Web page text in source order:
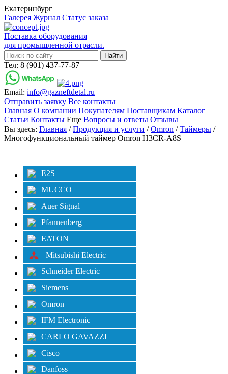
Екатеринбург
Галерея Журнал Статус заказа
Поставка оборудования
для промышленной отрасли.
Тел: 8 (901) 437-77-87
Email: info@gazneftdetal.ru
Отправить заявку Все контакты
Главная О компании Покупателям Поставщикам Каталог
Статьи Контакты Еще Вопросы и ответы Отзывы
Вы здесь: Главная /Продукция и услуги /Omron /Таймеры /
Многофункциональный таймер Omron H3CR-A8S
E2S
MUCCO
Auer Signal
Pfannenberg
EATON
Mitsubishi Electric
Schneider Electric
Siemens
Omron
IFM Electronic
CARLO GAVAZZI
Cisco
Danfoss